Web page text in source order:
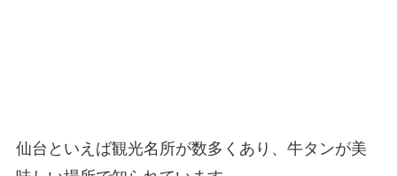
仙台といえば観光名所が数多くあり、牛タンが美